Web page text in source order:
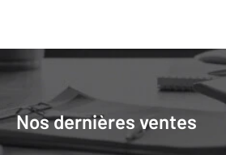
Nos dernières ventes
Nos
Nos derniers biens
chez vous